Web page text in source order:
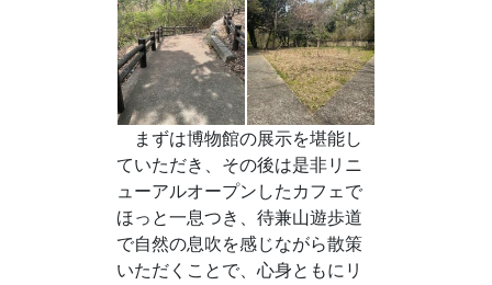
まずは博物館の展示を堪能し
ていただき、その後は是非リニ
ューアルオープンしたカフェで
ほっと一息つき、待兼山遊歩道
で自然の息吹を感じながら散策
いただくことで、心身ともにリ